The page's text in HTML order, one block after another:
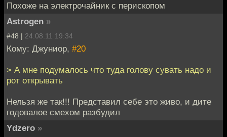
Похоже на электрочайник с перископом
Astrogen »
#48 | 24.08.11 19:34
Кому: Джуниор, #20
> А мне подумалось что туда голову сувать надо и
рот открывать
Нельзя же так!!! Представил себе это живо, и дите
годовалое смехом разбудил
Ydzero »